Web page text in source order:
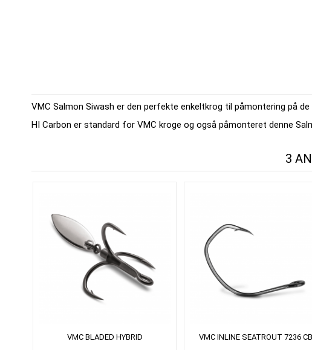
VMC Salmon Siwash er den perfekte enkeltkrog til påmontering på
HI Carbon er standard for VMC kroge og også påmonteret denne
3
VMC BLADED HYBRID VMC INLINE SEATROUT 7236 CB